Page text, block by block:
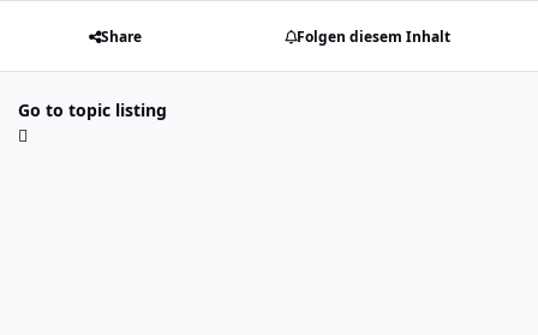
Share Folgen diesem Inhalt
Go to topic listing